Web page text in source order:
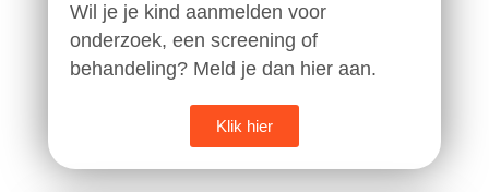
Wil je je kind aanmelden voor
onderzoek, een screening of
behandeling? Meld je dan hier aan.
Klik hier